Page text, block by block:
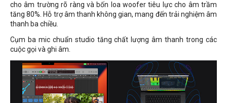
cho âm trường rõ ràng và bốn loa woofer tiêu lực cho âm trầm
tăng 80%. Hỗ trợ âm thanh không gian, mang đến trải nghiệm âm
thanh ba chiều.
Cụm ba mic chuẩn studio tăng chất lượng âm thanh trong các
cuộc gọi và ghi âm.